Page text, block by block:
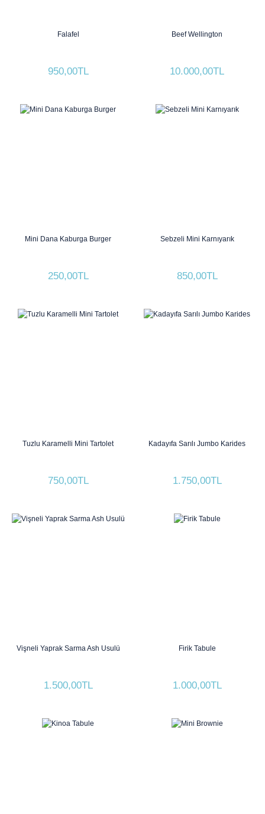
Falafel
950,00TL
Beef Wellington
10.000,00TL
Mini Dana Kaburga Burger
250,00TL
Sebzeli Mini Karnıyarık
850,00TL
Tuzlu Karamelli Mini Tartolet
750,00TL
Kadayıfa Sarılı Jumbo Karides
1.750,00TL
Vişneli Yaprak Sarma Ash Usulü
1.500,00TL
Firik Tabule
1.000,00TL